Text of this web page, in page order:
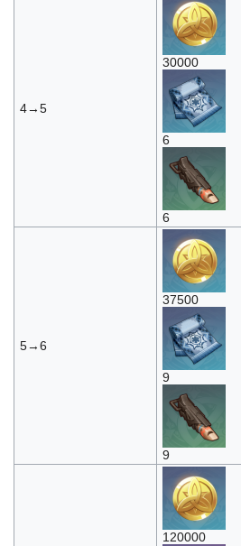
4→5
30000
6
6
5→6
37500
9
9
120000